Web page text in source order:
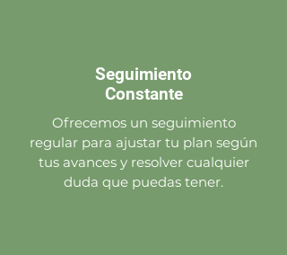
Seguimiento
Constante
Ofrecemos un seguimiento
regular para ajustar tu plan según
tus avances y resolver cualquier
duda que puedas tener.